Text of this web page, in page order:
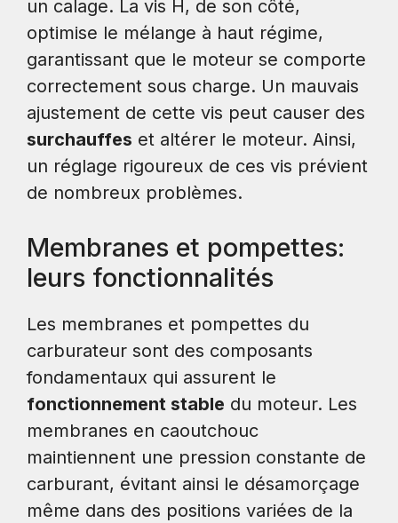
un calage. La vis H, de son côté,
optimise le mélange à haut régime,
garantissant que le moteur se comporte
correctement sous charge. Un mauvais
ajustement de cette vis peut causer des
surchauffes et altérer le moteur. Ainsi,
un réglage rigoureux de ces vis prévient
de nombreux problèmes.
Membranes et pompettes:
leurs fonctionnalités
Les membranes et pompettes du
carburateur sont des composants
fondamentaux qui assurent le
fonctionnement stable du moteur. Les
membranes en caoutchouc
maintiennent une pression constante de
carburant, évitant ainsi le désamorçage
même dans des positions variées de la